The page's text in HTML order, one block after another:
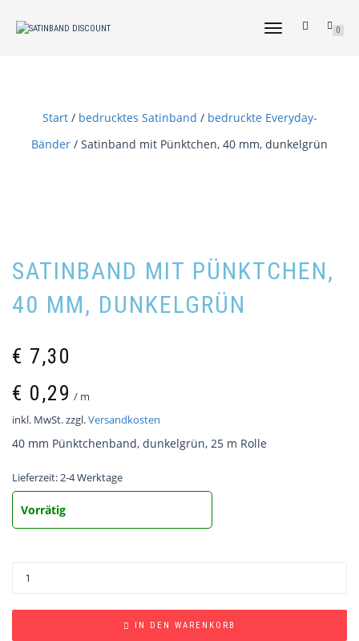
NAVIGATION
0
Start/ bedrucktes Satinband / bedruckte Everyday-
Bänder / Satinband mit Pünktchen, 40 mm, dunkelgrün
SATINBAND MIT PÜNKTCHEN,
40 MM, DUNKELGRÜN
€ 7,30
€ 0,29 / m
inkl. MwSt.zzgl.Versandkosten
40 mm Pünktchenband, dunkelgrün, 25 m Rolle
Lieferzeit:2-4 Werktage
Vorrätig
IN DEN WARENKORB